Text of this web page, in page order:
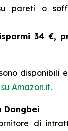
pareti o
34 €,
disponibili
Amazon.it.
Dangbei
di